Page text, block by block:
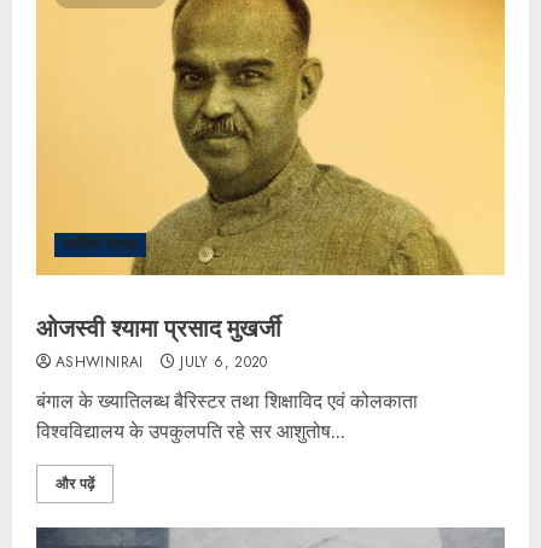
साहित्य संग्रह
ओजस्वी श्यामा प्रसाद मुखर्जी
ASHWINIRAI JULY 6, 2020
बंगाल के ख्यातिलब्ध बैरिस्टर तथा शिक्षाविद एवं कोलकाता
विश्वविद्यालय के उपकुलपति रहे सर आशुतोष...
और पढ़ें